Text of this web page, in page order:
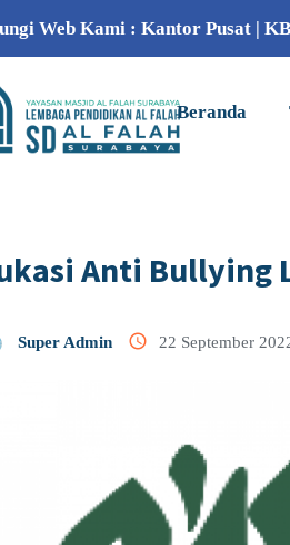
Web Kami : Kantor Pusat |
Beranda
Anti Bullying
Super Admin access_time 22 September